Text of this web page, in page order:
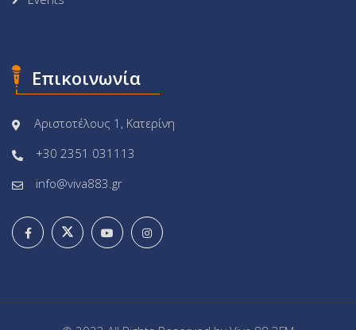
Επικοινωνία
Αριστοτέλους 1, Κατερίνη
+30 2351 031113
info@viva883.gr